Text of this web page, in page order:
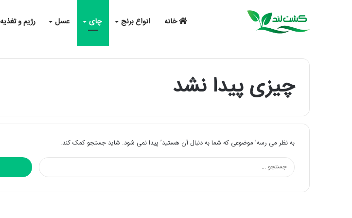
خانه انواع برنج چای عسل رژیم و تغذیه
چیزی پیدا نشد
به نظر می رسه’ موضوعی که شما به دنبال آن هستید’ پیدا نمی شود. شاید جستجو کمک کند.
ج